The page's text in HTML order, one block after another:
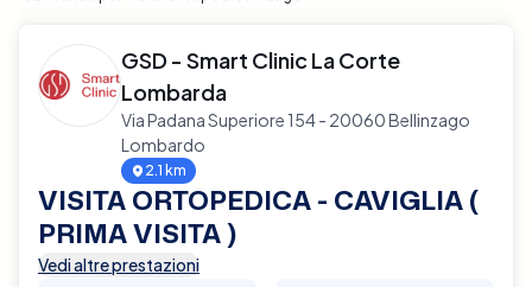
GSD - Smart Clinic La Corte
Lombarda
Via Padana Superiore 154 - 20060 Bellinzago
Lombardo
2.1 km
VISITA ORTOPEDICA - CAVIGLIA (
PRIMA VISITA )
Vedi altre prestazioni